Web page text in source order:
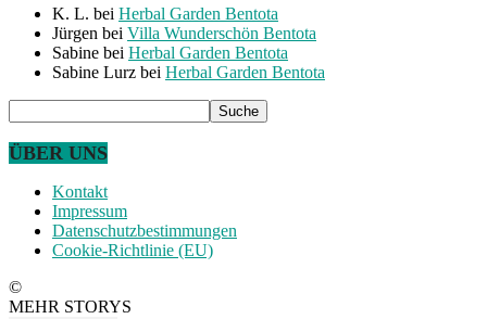
K. L. bei Herbal Garden Bentota
Jürgen bei Villa Wunderschön Bentota
Sabine bei Herbal Garden Bentota
Sabine Lurz bei Herbal Garden Bentota
ÜBER UNS
Kontakt
Impressum
Datenschutzbestimmungen
Cookie-Richtlinie (EU)
©
MEHR STORYS